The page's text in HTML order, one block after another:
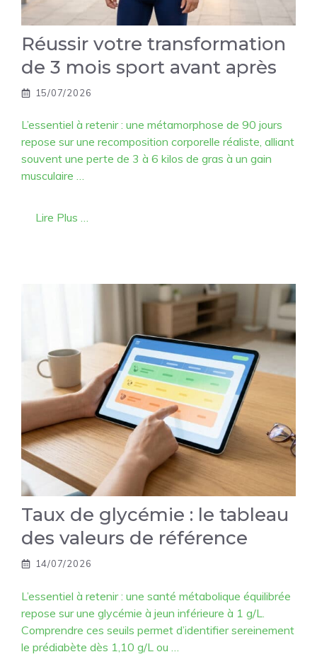
Réussir votre transformation
de 3 mois sport avant après
15/07/2026
L’essentiel à retenir : une métamorphose de 90 jours
repose sur une recomposition corporelle réaliste, alliant
souvent une perte de 3 à 6 kilos de gras à un gain
musculaire …
Lire Plus …
Taux de glycémie : le tableau
des valeurs de référence
14/07/2026
L’essentiel à retenir : une santé métabolique équilibrée
repose sur une glycémie à jeun inférieure à 1 g/L.
Comprendre ces seuils permet d’identifier sereinement
le prédiabète dès 1,10 g/L ou …